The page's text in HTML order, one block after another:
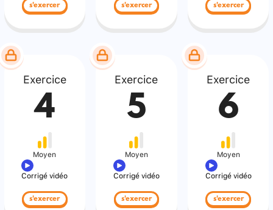
s'exercer s'exercer s'exercer
Exercice
4
Moyen
Corrigé vidéo
s'exercer
Exercice
5
Moyen
Corrigé vidéo
s'exercer
Exercice
6
Moyen
Corrigé vidéo
s'exercer